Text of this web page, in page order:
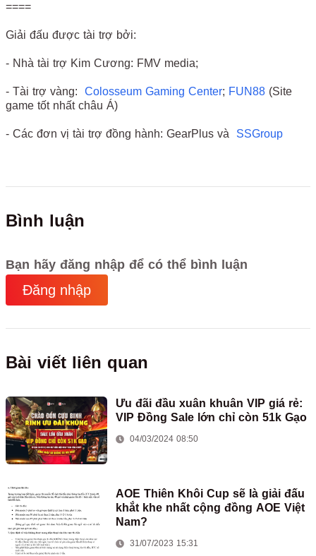
====
Giải đấu được tài trợ bởi:
- Nhà tài trợ Kim Cương: FMV media;
- Tài trợ vàng: Colosseum Gaming Center; FUN88 (Site
game tốt nhất châu Á)
- Các đơn vị tài trợ đồng hành: GearPlus và SSGroup
Bình luận
Bạn hãy đăng nhập để có thể bình luận
Đăng nhập
Bài viết liên quan
Ưu đãi đầu xuân khuân VIP giá rẻ:
VIP Đồng Sale lớn chỉ còn 51k Gạo
04/03/2024 08:50
AOE Thiên Khôi Cup sẽ là giải đấu
khắt khe nhất cộng đồng AOE Việt
Nam?
31/07/2023 15:31